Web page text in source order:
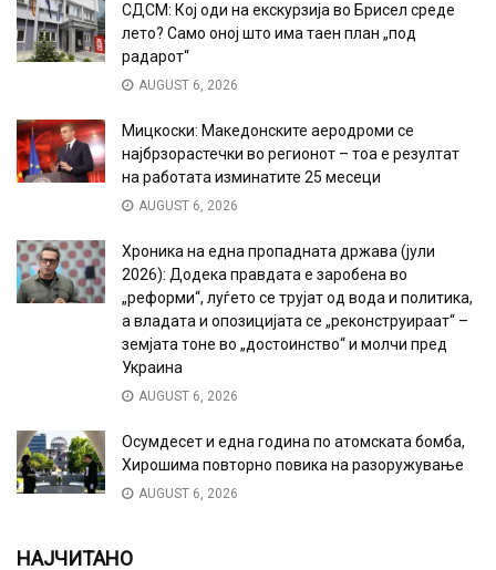
СДСМ: Кој оди на екскурзија во Брисел среде
лето? Само оној што има таен план „под
радарот“
AUGUST 6, 2026
Мицкоски: Македонските аеродроми се
најбрзорастечки во регионот – тоа е резултат
на работата изминатите 25 месеци
AUGUST 6, 2026
Хроника на една пропадната држава (јули
2026): Додека правдата е заробена во
„реформи“, луѓето се трујат од вода и политика,
а владата и опозицијата се „реконструираат“ –
земјата тоне во „достоинство“ и молчи пред
Украина
AUGUST 6, 2026
Осумдесет и една година по атомската бомба,
Хирошима повторно повика на разоружување
AUGUST 6, 2026
НАЈЧИТАНО